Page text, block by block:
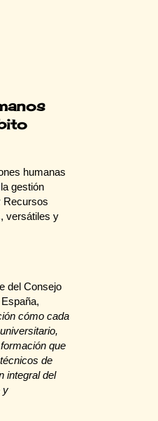
humanas
gestión
Recursos
versátiles y
del Consejo
cómo cada
que
de
integral del
y